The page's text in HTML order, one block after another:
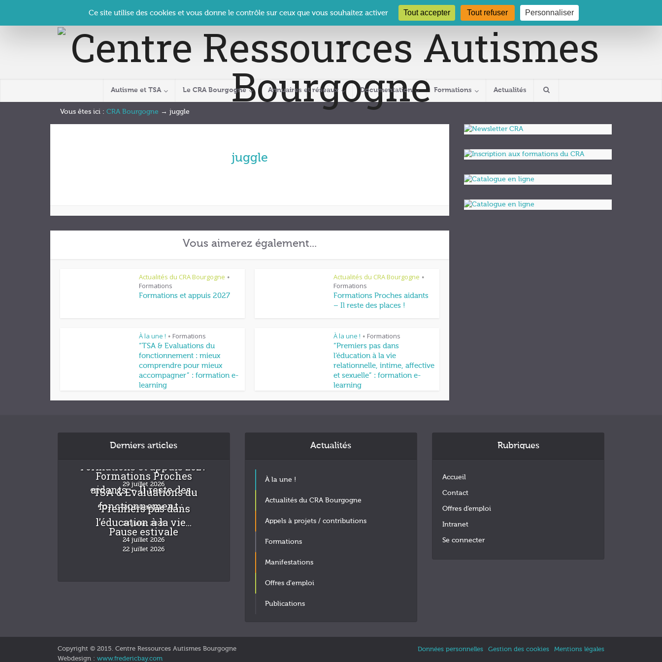
Contact Se connecter | CRA Bourgogne – Le Clos des Présidents – 19-21 rue Coty – 21 000 DIJON cra@crabourgogne.org 03 80 29 54 19
Autisme et TSA Le CRA Bourgogne Annuaires et réseaux Documentation Formations Actualités
Vous êtes ici : CRA Bourgogne → juggle
juggle
Vous aimerez également...
Actualités du CRA Bourgogne •
Formations
Formations et appuis 2027
Actualités du CRA Bourgogne •
Formations
Formations Proches aidants
– Il reste des places !
À la une ! • Formations
“TSA & Evaluations du
fonctionnement : mieux
comprendre pour mieux
accompagner” : formation e-
learning
À la une ! • Formations
“Premiers pas dans
l’éducation à la vie
relationnelle, intime, affective
et sexuelle” : formation e-
learning
Derniers articles
Formations et appuis 2027
29 juillet 2026
Formations Proches
aidants – Il reste des...
24 juillet 2026
“TSA & Evaluations du
fonctionnement :...
24 juillet 2026
“Premiers pas dans
l’éducation à la vie...
24 juillet 2026
Pause estivale
22 juillet 2026
Actualités
À la une !
Actualités du CRA Bourgogne
Appels à projets / contributions
Formations
Manifestations
Offres d'emploi
Publications
Rubriques
Accueil
Contact
Offres d’emploi
Intranet
Se connecter
Copyright © 2015. Centre Ressources Autismes Bourgogne
Webdesign : www.fredericbay.com
Données personnelles Gestion des cookies Mentions légales
Ce site utilise des cookies et vous donne le contrôle sur ceux que vous souhaitez activer Tout accepter Tout refuser Personnaliser